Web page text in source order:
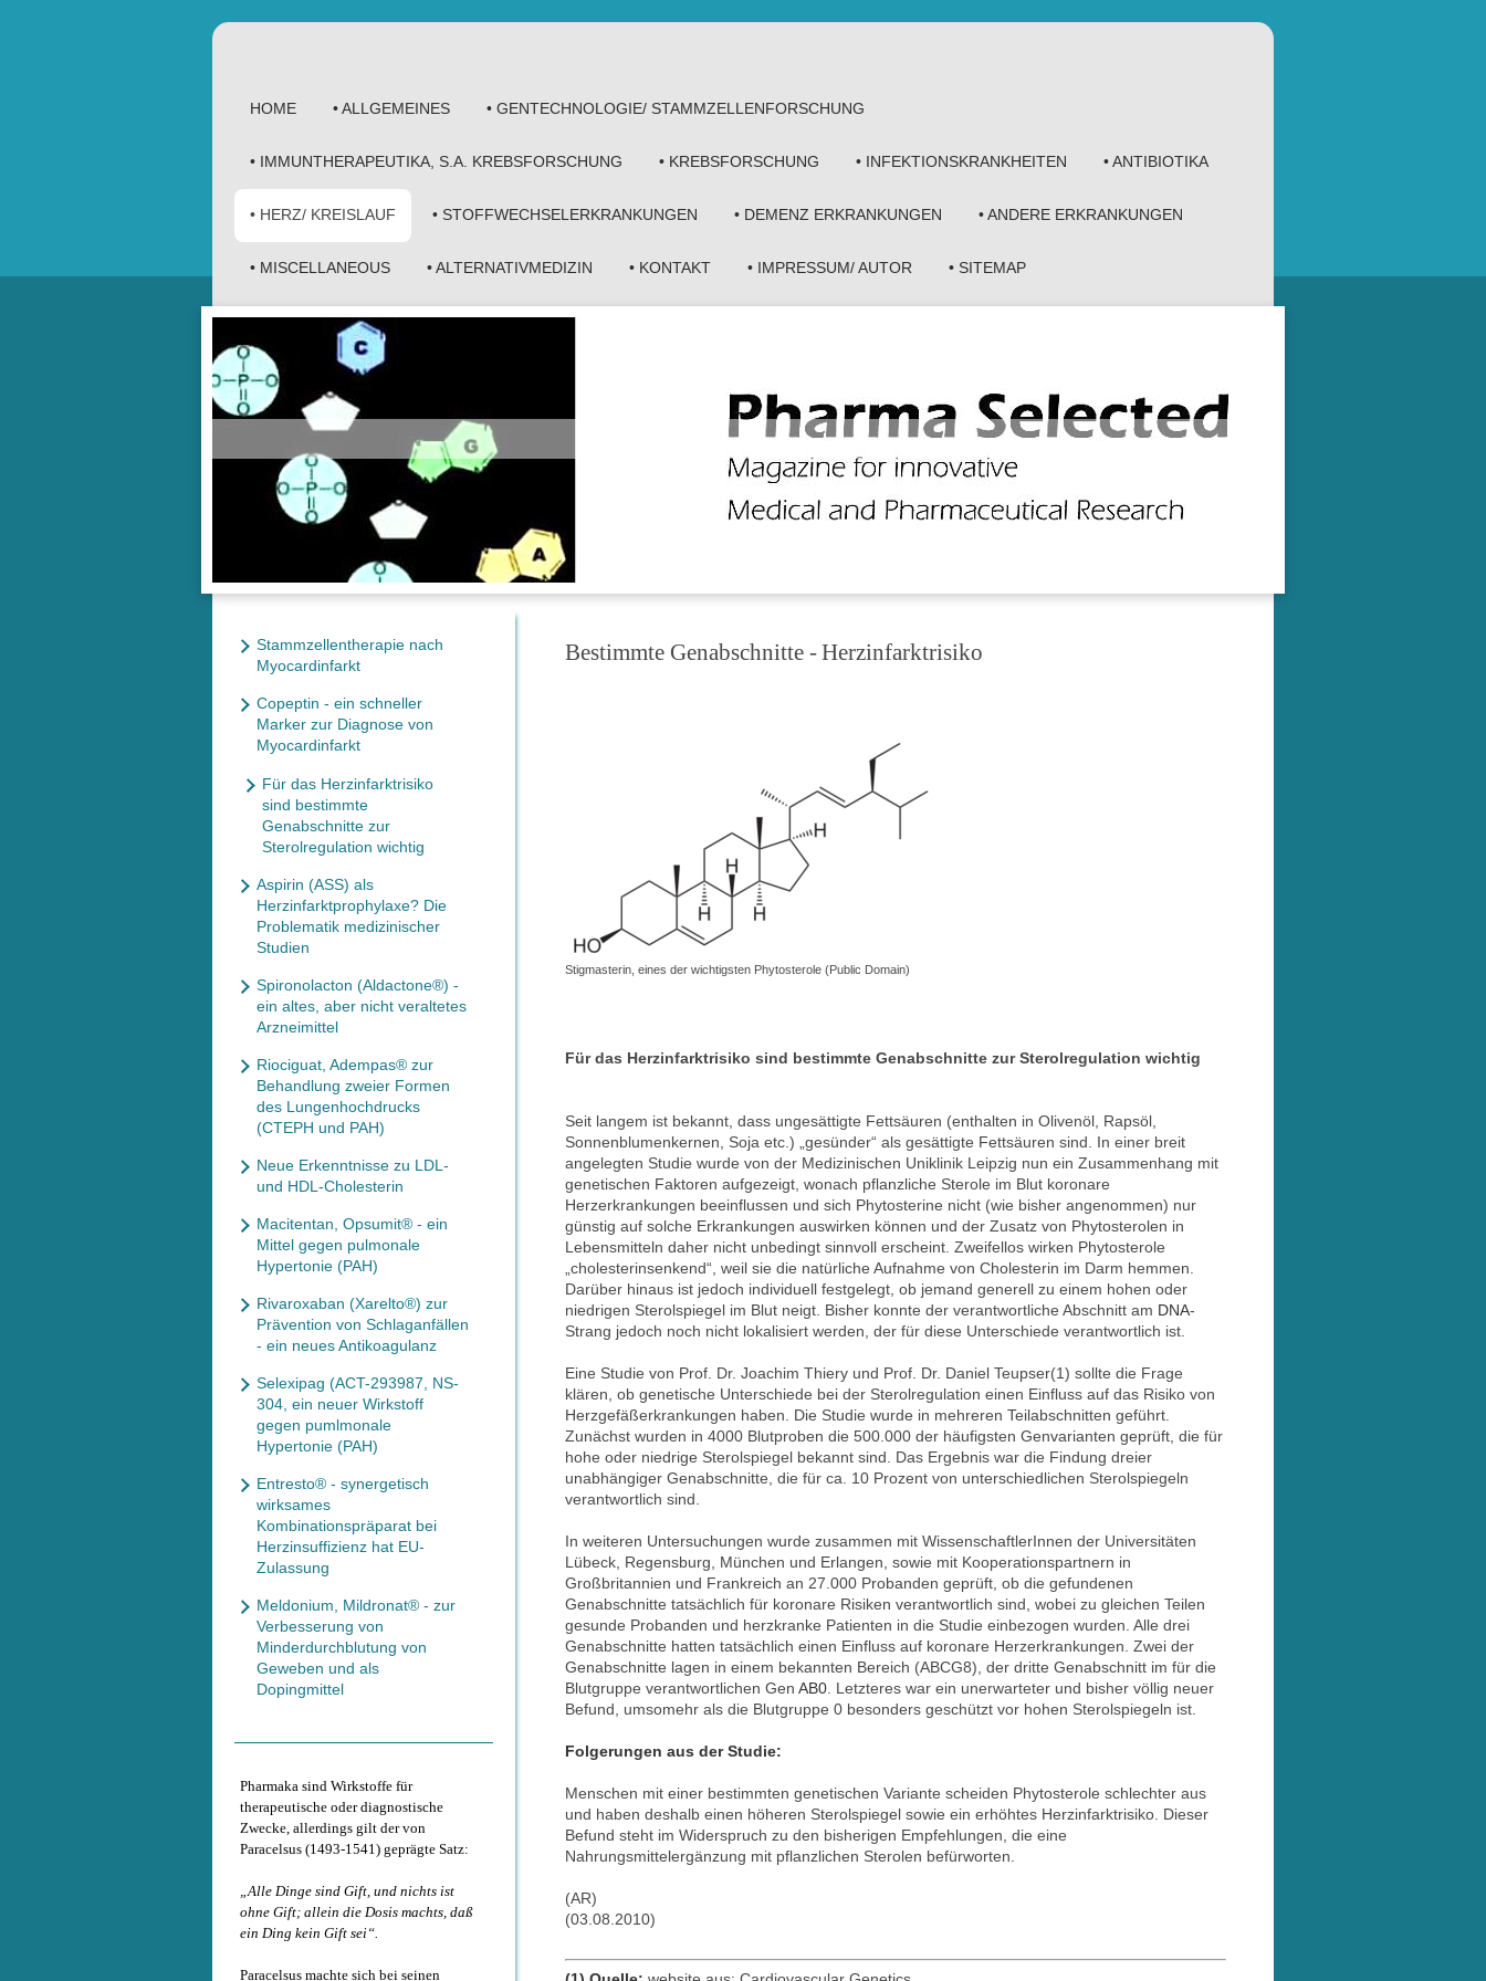
HOME • ALLGEMEINES • GENTECHNOLOGIE/ STAMMZELLENFORSCHUNG
• IMMUNTHERAPEUTIKA, S.A. KREBSFORSCHUNG • KREBSFORSCHUNG • INFEKTIONSKRANKHEITEN • ANTIBIOTIKA
• HERZ/ KREISLAUF • STOFFWECHSELERKRANKUNGEN • DEMENZ ERKRANKUNGEN • ANDERE ERKRANKUNGEN
• MISCELLANEOUS • ALTERNATIVMEDIZIN • KONTAKT • IMPRESSUM/ AUTOR • SITEMAP
Bestimmte Genabschnitte -Herzinfarktrisiko
Stigmasterin, eines der wichtigsten Phytosterole (Public Domain)
Für das Herzinfarktrisiko sind bestimmte Genabschnitte zur Sterolregulation wichtig
Seit langem ist bekannt, dass ungesättigte Fettsäuren (enthalten in Olivenöl, Rapsöl,
Sonnenblumenkernen, Soja etc.) „gesünder“ als gesättigte Fettsäuren sind. In einer breit
angelegten Studie wurde von der Medizinischen Uniklinik Leipzig nun ein Zusammenhang mit
genetischen Faktoren aufgezeigt, wonach pflanzliche Sterole im Blut koronare
Herzerkrankungen beeinflussen und sich Phytosterine nicht (wie bisher angenommen) nur
günstig auf solche Erkrankungen auswirken können und der Zusatz von Phytosterolen in
Lebensmitteln daher nicht unbedingt sinnvoll erscheint. Zweifellos wirken Phytosterole
„cholesterinsenkend“, weil sie die natürliche Aufnahme von Cholesterin im Darm hemmen.
Darüber hinaus ist jedoch individuell festgelegt, ob jemand generell zu einem hohen oder
niedrigen Sterolspiegel im Blut neigt. Bisher konnte der verantwortliche Abschnitt am DNA-
Strang jedoch noch nicht lokalisiert werden, der für diese Unterschiede verantwortlich ist.
Eine Studie von Prof. Dr. Joachim Thiery und Prof. Dr. Daniel Teupser(1) sollte die Frage
klären, ob genetische Unterschiede bei der Sterolregulation einen Einfluss auf das Risiko von
Herzgefäßerkrankungen haben. Die Studie wurde in mehreren Teilabschnitten geführt.
Zunächst wurden in 4000 Blutproben die 500.000 der häufigsten Genvarianten geprüft, die für
hohe oder niedrige Sterolspiegel bekannt sind. Das Ergebnis war die Findung dreier
unabhängiger Genabschnitte, die für ca. 10 Prozent von unterschiedlichen Sterolspiegeln
verantwortlich sind.
In weiteren Untersuchungen wurde zusammen mit WissenschaftlerInnen der Universitäten
Lübeck, Regensburg, München und Erlangen, sowie mit Kooperationspartnern in
Großbritannien und Frankreich an 27.000 Probanden geprüft, ob die gefundenen
Genabschnitte tatsächlich für koronare Risiken verantwortlich sind, wobei zu gleichen Teilen
gesunde Probanden und herzkranke Patienten in die Studie einbezogen wurden. Alle drei
Genabschnitte hatten tatsächlich einen Einfluss auf koronare Herzerkrankungen. Zwei der
Genabschnitte lagen in einem bekannten Bereich (ABCG8), der dritte Genabschnitt im für die
Blutgruppe verantwortlichen Gen AB0. Letzteres war ein unerwarteter und bisher völlig neuer
Befund, umsomehr als die Blutgruppe 0 besonders geschützt vor hohen Sterolspiegeln ist.
Folgerungen aus der Studie:
Menschen mit einer bestimmten genetischen Variante scheiden Phytosterole schlechter aus
und haben deshalb einen höheren Sterolspiegel sowie ein erhöhtes Herzinfarktrisiko. Dieser
Befund steht im Widerspruch zu den bisherigen Empfehlungen, die eine
Nahrungsmittelergänzung mit pflanzlichen Sterolen befürworten.
(AR)
(03.08.2010)
Stammzellentherapie nach
Myocardinfarkt
Copeptin - ein schneller
Marker zur Diagnose von
Myocardinfarkt
Für das Herzinfarktrisiko
sind bestimmte
Genabschnitte zur
Sterolregulation wichtig
Aspirin (ASS) als
Herzinfarktprophylaxe? Die
Problematik medizinischer
Studien
Spironolacton (Aldactone®) -
ein altes, aber nicht veraltetes
Arzneimittel
Riociguat, Adempas® zur
Behandlung zweier Formen
des Lungenhochdrucks
(CTEPH und PAH)
Neue Erkenntnisse zu LDL-
und HDL-Cholesterin
Macitentan, Opsumit® - ein
Mittel gegen pulmonale
Hypertonie (PAH)
Rivaroxaban (Xarelto®) zur
Prävention von Schlaganfällen
- ein neues Antikoagulanz
Selexipag (ACT-293987, NS-
304, ein neuer Wirkstoff
gegen pumlmonale
Hypertonie (PAH)
Entresto® - synergetisch
wirksames
Kombinationspräparat bei
Herzinsuffizienz hat EU-
Zulassung
Meldonium, Mildronat® - zur
Verbesserung von
Minderdurchblutung von
Geweben und als
Dopingmittel
Pharmaka sind Wirkstoffe für
therapeutische oder diagnostische
Zwecke, allerdings gilt der von
Paracelsus (1493-1541) geprägte Satz:
„Alle Dinge sind Gift, und nichts ist
ohne Gift; allein die Dosis machts, daß
ein Ding kein Gift sei“.
Paracelsus machte sich bei seinen